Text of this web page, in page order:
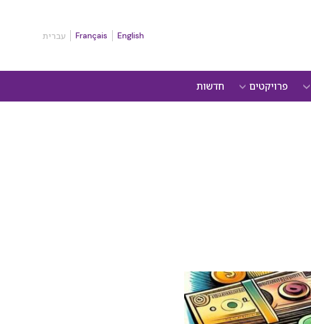
English
Français עברית
פרויקטים חדשות